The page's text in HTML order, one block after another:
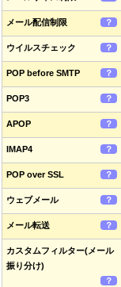
メール配信制限 ？
ウイルスチェック ？
POP before SMTP ？
POP3 ？
APOP ？
IMAP4 ？
POP over SSL ？
ウェブメール ？
メール転送 ？
カスタムフィルター(メール
振り分け)
？